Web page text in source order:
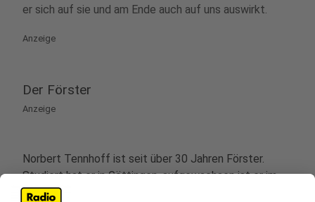
er sich auf sie und am Ende auch auf uns auswirkt.
Anzeige
Der Förster
Anzeige
Norbert Tennhoff ist seit über 30 Jahren Förster.
Studiert hat er in Göttingen, aufgewachsen ist er im
Münsterland, inzwischen arbeitet er in den Wäldern im